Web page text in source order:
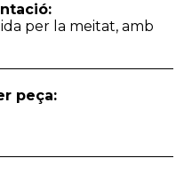
per la meitat, amb
peça: